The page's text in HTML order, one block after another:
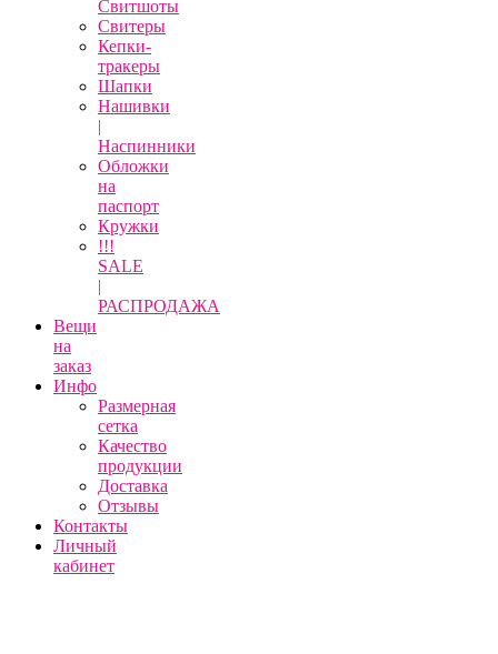
Свитшоты
Свитеры
Кепки-
тракеры
Шапки
Нашивки
|
Наспинники
Обложки
на
паспорт
Кружки
!!!
SALE
|
РАСПРОДАЖА
Вещи
на
заказ
Инфо
Размерная
сетка
Качество
продукции
Доставка
Отзывы
Контакты
Личный
кабинет